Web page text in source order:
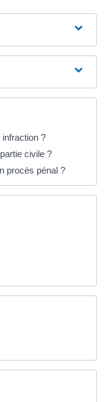
?
civile ?
procès pénal ?